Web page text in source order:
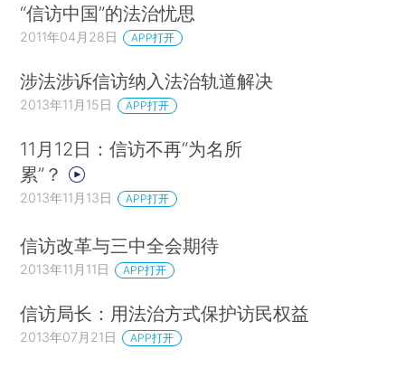
“信访中国”的法治忧思
2011年04月28日 APP打开
涉法涉诉信访纳入法治轨道解决
2013年11月15日 APP打开
11月12日：信访不再“为名所
累”？
2013年11月13日 APP打开
信访改革与三中全会期待
2013年11月11日 APP打开
信访局长：用法治方式保护访民权益
2013年07月21日 APP打开